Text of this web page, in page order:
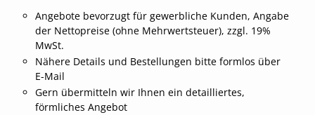
Angebote bevorzugt für gewerbliche Kunden, Angabe
der Nettopreise (ohne Mehrwertsteuer), zzgl. 19%
MwSt.
Nähere Details und Bestellungen bitte formlos über
E-Mail
Gern übermitteln wir Ihnen ein detailliertes,
förmliches Angebot